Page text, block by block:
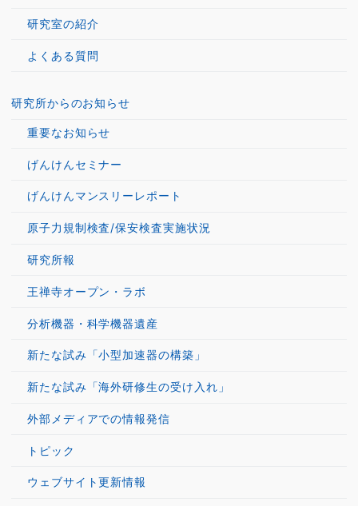
研究室の紹介
よくある質問
研究所からのお知らせ
重要なお知らせ
げんけんセミナー
げんけんマンスリーレポート
原子力規制検査/保安検査実施状況
研究所報
王禅寺オープン・ラボ
分析機器・科学機器遺産
新たな試み「小型加速器の構築」
新たな試み「海外研修生の受け入れ」
外部メディアでの情報発信
トピック
ウェブサイト更新情報